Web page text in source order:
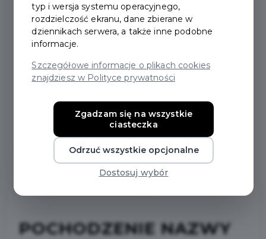
Warto zobaczyć
Znane postaci
Galeria zdjęć
POCHODZENIE NAZWY
typ i wersja systemu operacyjnego,
rozdzielczość ekranu, dane zbierane w
dziennikach serwera, a także inne podobne
informacje.
Szczegółowe informacje o plikach cookies
znajdziesz w Polityce prywatności
Zgadzam się na wszystkie
ciasteczka
Odrzuć wszystkie opcjonalne
Dostosuj wybór